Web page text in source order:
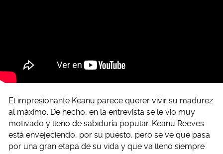
El impresionante Keanu parece querer vivir su madurez
al máximo. De hecho, en la entrevista se le vio muy
motivado y lleno de sabiduría popular. Keanu Reeves
está envejeciendo, por su puesto, pero se ve que pasa
por una gran etapa de su vida y que va lleno siempre